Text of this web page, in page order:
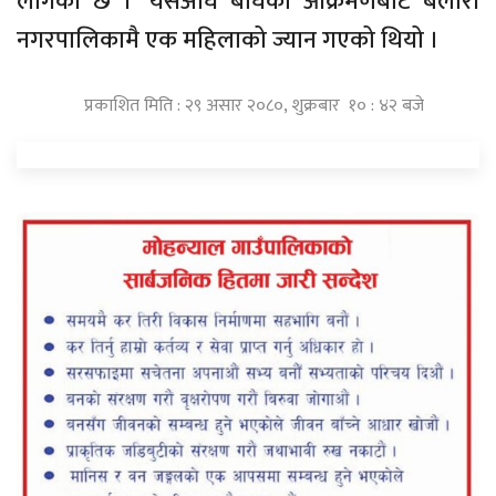
नगरपालिकामै एक महिलाको ज्यान गएको थियो ।
प्रकाशित मिति : २९ असार २०८०, शुक्रबार १० : ४२ बजे